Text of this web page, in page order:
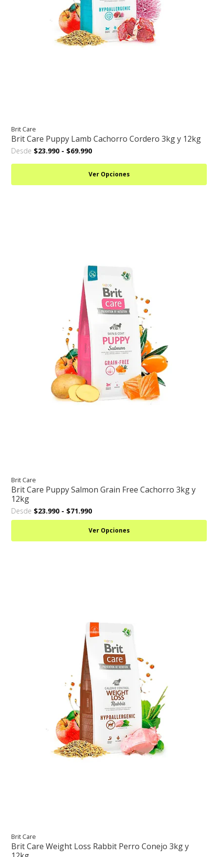
Brit Care
Brit Care Puppy Lamb Cachorro Cordero 3kg y 12kg
Desde $23.990 - $69.990
Ver Opciones
Brit Care
Brit Care Puppy Salmon Grain Free Cachorro 3kg y
12kg
Desde $23.990 - $71.990
Ver Opciones
Brit Care
Brit Care Weight Loss Rabbit Perro Conejo 3kg y